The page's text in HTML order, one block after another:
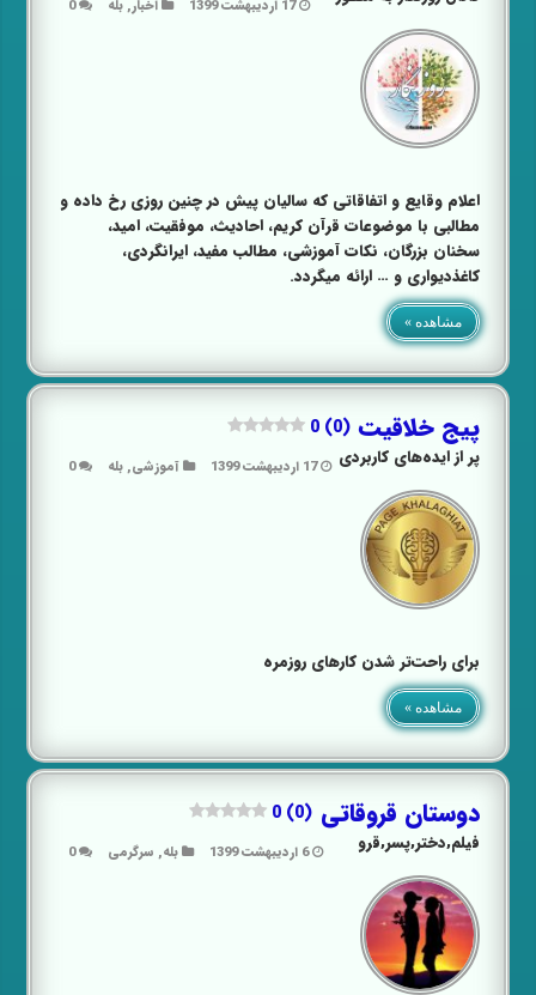
17 اردیبهشت 1399 اخبار,بله 0
اعلام وقایع و اتفاقاتی که سالیان پیش در چنین روزی رخ داده و
مطالبی با موضوعات قرآن کریم، احادیث، موفقیت، امید،
سخنان بزرگان، نکات آموزشی، مطالب مفید، ایرانگردی،
کاغذدیواری و … ارائه میگردد.
مشاهده »
پیج خلاقیت 0 (0)
17 اردیبهشت 1399 آموزشی,بله 0 پر از ایده‌های کاربردی
برای راحت‌تر شدن کارهای روزمره
مشاهده »
دوستان قروقاتی 0 (0)
6 اردیبهشت 1399 بله, سرگرمی 0 فیلم,دختر,پسر,قرو